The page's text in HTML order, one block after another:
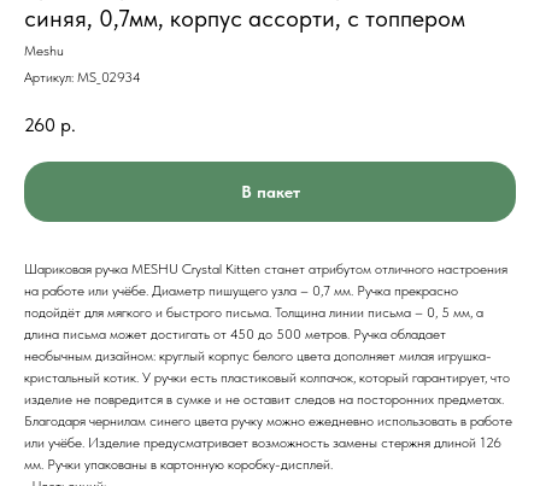
синяя, 0,7мм, корпус ассорти, с топпером
Meshu
Артикул: MS_02934
260 р.
В пакет
Шариковая ручка MESHU Crystal Kitten станет атрибутом отличного настроения
на работе или учёбе. Диаметр пишущего узла – 0,7 мм. Ручка прекрасно
подойдёт для мягкого и быстрого письма. Толщина линии письма – 0, 5 мм, а
длина письма может достигать от 450 до 500 метров. Ручка обладает
необычным дизайном: круглый корпус белого цвета дополняет милая игрушка-
кристальный котик. У ручки есть пластиковый колпачок, который гарантирует, что
изделие не повредится в сумке и не оставит следов на посторонних предметах.
Благодаря чернилам синего цвета ручку можно ежедневно использовать в работе
или учёбе. Изделие предусматривает возможность замены стержня длиной 126
мм. Ручки упакованы в картонную коробку-дисплей.